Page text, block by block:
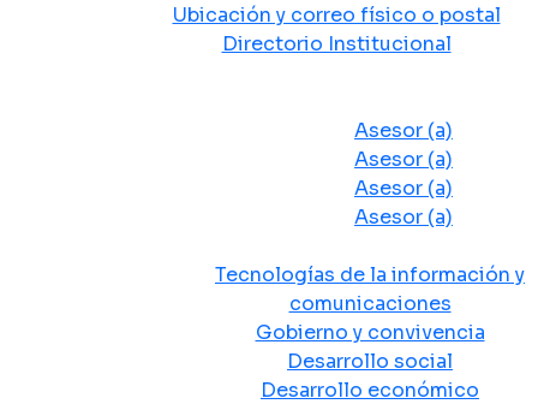
Ubicación y correo físico o postal
Directorio Institucional
Asesor (a)
Asesor (a)
Asesor (a)
Asesor (a)
Tecnologías de la información y
comunicaciones
Gobierno y convivencia
Desarrollo social
Desarrollo económico